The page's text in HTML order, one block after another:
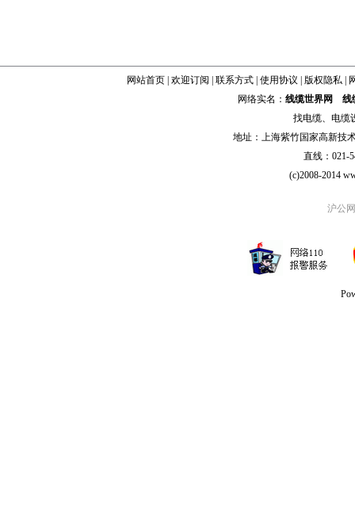
网站首页| 欢迎订阅 联系方式| 使用协议 版权隐私|
网络实名： 线缆世界网
线
找电缆、 电缆
地址：上海紫竹国家高新技
直线：021-
(c)2008-2014
沪公